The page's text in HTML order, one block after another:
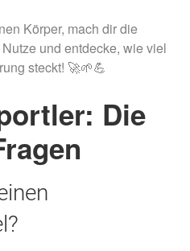
Körper, mach dir die
und entdecke, wie viel
steckt! 🚀🌱💪
Die